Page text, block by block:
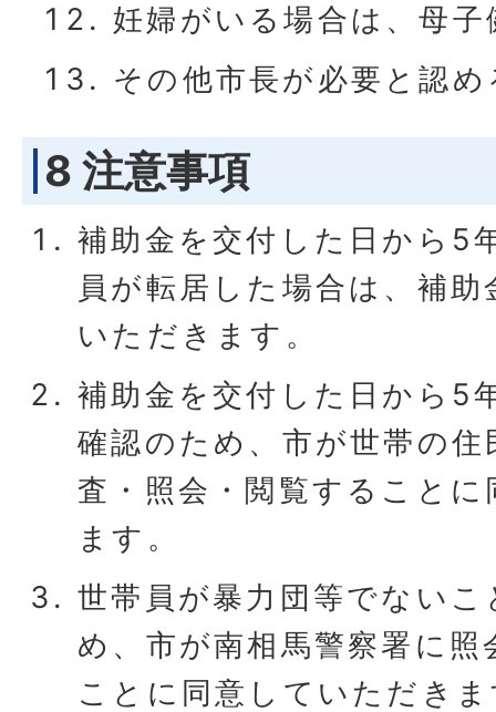
妊婦がいる場合は、母
その他市長が必要と認め
8 注意事項
補助金を交付した日から5
員が転居した場合は、補
いただきます。
補助金を交付した日から5
確認のため、市が世帯の住
査・照会・閲覧すること
ます。
世帯員が暴力団等でない
め、市が南相馬警察署に
ことに同意していただき